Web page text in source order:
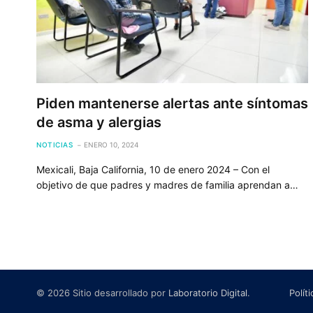
Piden mantenerse alertas ante síntomas
de asma y alergias
NOTICIAS ENERO 10, 2024
Mexicali, Baja California, 10 de enero 2024 – Con el
objetivo de que padres y madres de familia aprendan a…
© 2026 Sitio desarrollado por Laboratorio Digital.